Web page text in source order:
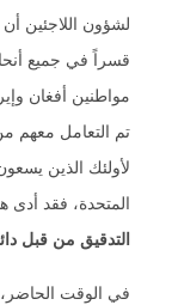
قسراً في جميع
لأولئك الذين
المتحدة، فقد أدى
التدقيق من قبل
في الوقت الحاضر،